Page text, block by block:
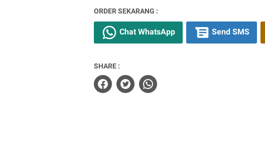
ORDER SEKARANG :
Chat WhatsApp Send SMS
SHARE :